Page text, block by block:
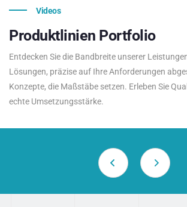
Videos
Produktlinien Portfolio
Entdecken Sie die Bandbreite unserer
Lösungen, präzise auf Ihre Anforderungen
Konzepte, die Maßstäbe setzen. Erleben Sie
echte Umsetzungsstärke.